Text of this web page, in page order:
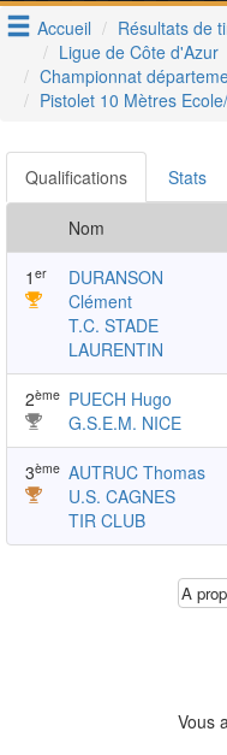
Accueil Résultats de
Ligue de Côte d'Azur
Championnat
Pistolet 10 Mètres
Qualifications Stats
Nom
1 er
DURANSON
Clément
T.C. STADE
LAURENTIN
2ème PUECH Hugo
G.S.E.M. NICE
3ème AUTRUC Thomas
U.S. CAGNES
TIR CLUB
A
Vous